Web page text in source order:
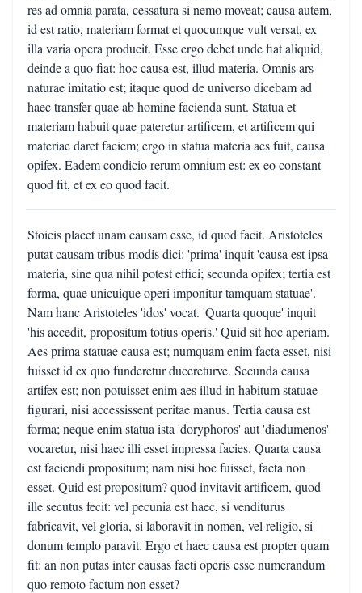
res ad omnia parata, cessatura si nemo moveat; causa autem,
id est ratio, materiam format et quocumque vult versat, ex
illa varia opera producit. Esse ergo debet unde fiat aliquid,
deinde a quo fiat: hoc causa est, illud materia. Omnis ars
naturae imitatio est; itaque quod de universo dicebam ad
haec transfer quae ab homine facienda sunt. Statua et
materiam habuit quae pateretur artificem, et artificem qui
materiae daret faciem; ergo in statua materia aes fuit, causa
opifex. Eadem condicio rerum omnium est: ex eo constant
quod fit, et ex eo quod facit.
Stoicis placet unam causam esse, id quod facit. Aristoteles
putat causam tribus modis dici: 'prima' inquit 'causa est ipsa
materia, sine qua nihil potest effici; secunda opifex; tertia est
forma, quae unicuique operi imponitur tamquam statuae'.
Nam hanc Aristoteles 'idos' vocat. 'Quarta quoque' inquit
'his accedit, propositum totius operis.' Quid sit hoc aperiam.
Aes prima statuae causa est; numquam enim facta esset, nisi
fuisset id ex quo funderetur ducereturve. Secunda causa
artifex est; non potuisset enim aes illud in habitum statuae
figurari, nisi accessissent peritae manus. Tertia causa est
forma; neque enim statua ista 'doryphoros' aut 'diadumenos'
vocaretur, nisi haec illi esset impressa facies. Quarta causa
est faciendi propositum; nam nisi hoc fuisset, facta non
esset. Quid est propositum? quod invitavit artificem, quod
ille secutus fecit: vel pecunia est haec, si venditurus
fabricavit, vel gloria, si laboravit in nomen, vel religio, si
donum templo paravit. Ergo et haec causa est propter quam
fit: an non putas inter causas facti operis esse numerandum
quo remoto factum non esset?